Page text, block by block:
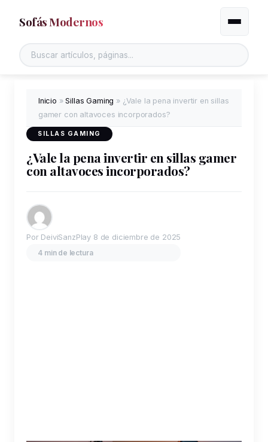
Sofás Modernos Alternar
Inicio »Sillas Gaming » ¿Vale la pena invertir en sillas
gamer con altavoces incorporados?
SILLAS GAMING
¿Vale la pena invertir en sillas gamer
con altavoces incorporados?
Por DeiviSanzPlay 8 de diciembre de 2025
4 min de lectura